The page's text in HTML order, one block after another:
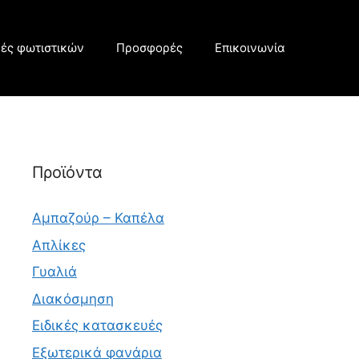
φωτιστικών Προσφορές Επικοινωνία
Προϊόντα
Αμπαζούρ – Καπέλα
Απλίκες
Γυαλιά
Διακόσμηση
Ειδικές κατασκευές
Εξωτερικά φανάρια